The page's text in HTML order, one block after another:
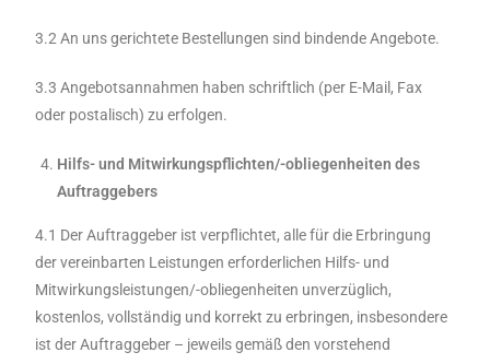
3.2 An uns gerichtete Bestellungen sind bindende Angebote.
3.3 Angebotsannahmen haben schriftlich (per E-Mail, Fax
oder postalisch) zu erfolgen.
Hilfs- und Mitwirkungspflichten/-obliegenheiten des
Auftraggebers
4.1 Der Auftraggeber ist verpflichtet, alle für die Erbringung
der vereinbarten Leistungen erforderlichen Hilfs- und
Mitwirkungsleistungen/-obliegenheiten unverzüglich,
kostenlos, vollständig und korrekt zu erbringen, insbesondere
ist der Auftraggeber – jeweils gemäß den vorstehend